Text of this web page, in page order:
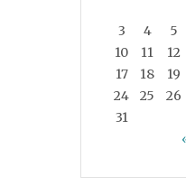
3
4 5
10
11 12
17
18 19
24
25 26
31